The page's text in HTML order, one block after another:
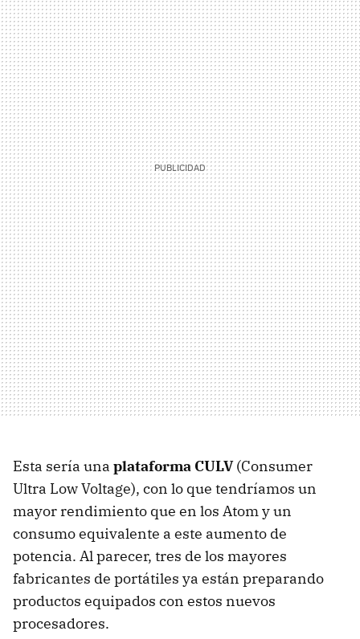
Esta sería una plataforma CULV(Consumer
Ultra Low Voltage), con lo que tendríamos un
mayor rendimiento que en los Atom y un
consumo equivalente a este aumento de
potencia. Al parecer, tres de los mayores
fabricantes de portátiles ya están preparando
productos equipados con estos nuevos
procesadores.